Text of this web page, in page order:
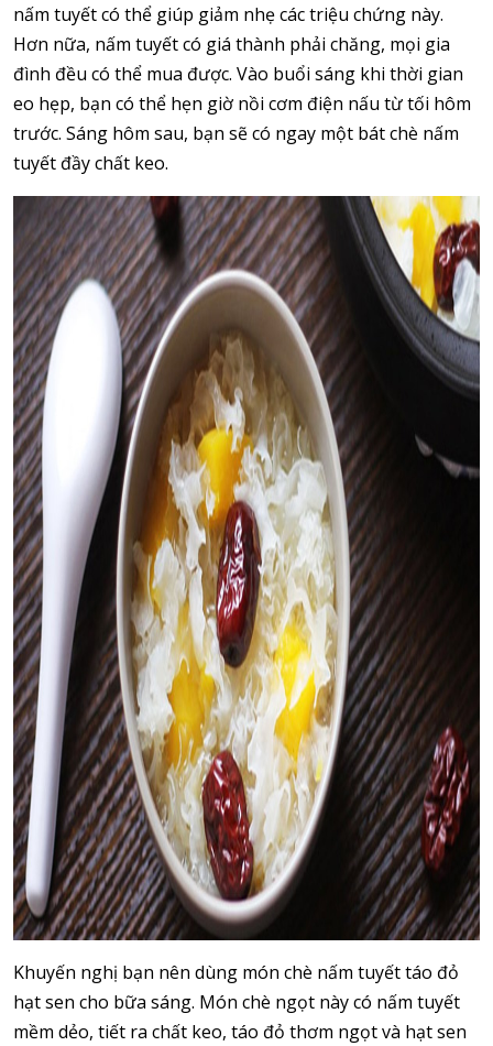
nấm tuyết có thể giúp giảm nhẹ các triệu chứng này.
Hơn nữa, nấm tuyết có giá thành phải chăng, mọi gia
đình đều có thể mua được. Vào buổi sáng khi thời gian
eo hẹp, bạn có thể hẹn giờ nồi cơm điện nấu từ tối hôm
trước. Sáng hôm sau, bạn sẽ có ngay một bát chè nấm
tuyết đầy chất keo.
Khuyến nghị bạn nên dùng món chè nấm tuyết táo đỏ
hạt sen cho bữa sáng. Món chè ngọt này có nấm tuyết
mềm dẻo, tiết ra chất keo, táo đỏ thơm ngọt và hạt sen